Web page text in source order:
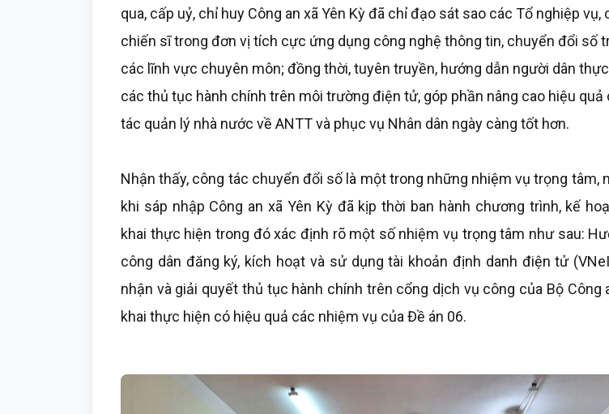
qua, cấp uỷ, chỉ huy Công an xã Yên Kỳ đã chỉ đạo sát sao các Tổ nghiệp vụ,
chiến sĩ trong đơn vị tích cực ứng dụng công nghệ thông tin, chuyển đổi số
các lĩnh vực chuyên môn; đồng thời, tuyên truyền, hướng dẫn người dân
các thủ tục hành chính trên môi trường điện tử, góp phần nâng cao hiệu quả
tác quản lý nhà nước về ANTT và phục vụ Nhân dân ngày càng tốt hơn.
Nhận thấy, công tác chuyển đổi số là một trong những nhiệm vụ trọng tâm,
khi sáp nhập Công an xã Yên Kỳ đã kịp thời ban hành chương trình, kế
khai thực hiện trong đó xác định rõ một số nhiệm vụ trọng tâm như sau:
công dân đăng ký, kích hoạt và sử dụng tài khoản định danh điện tử
nhận và giải quyết thủ tục hành chính trên cổng dịch vụ công của Bộ Công
khai thực hiện có hiệu quả các nhiệm vụ của Đề án 06.